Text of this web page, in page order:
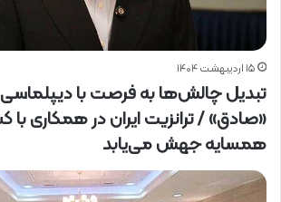
۱۵ اردیبهشت ۱۴۰۴
تبدیل چالش‌ها به فرصت با
«صادق» / ترانزیت ایران در همکاری با
همسایه جهش می‌یابد